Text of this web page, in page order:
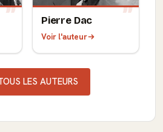
Pierre Dac
Voir l'auteur
LES AUTEURS